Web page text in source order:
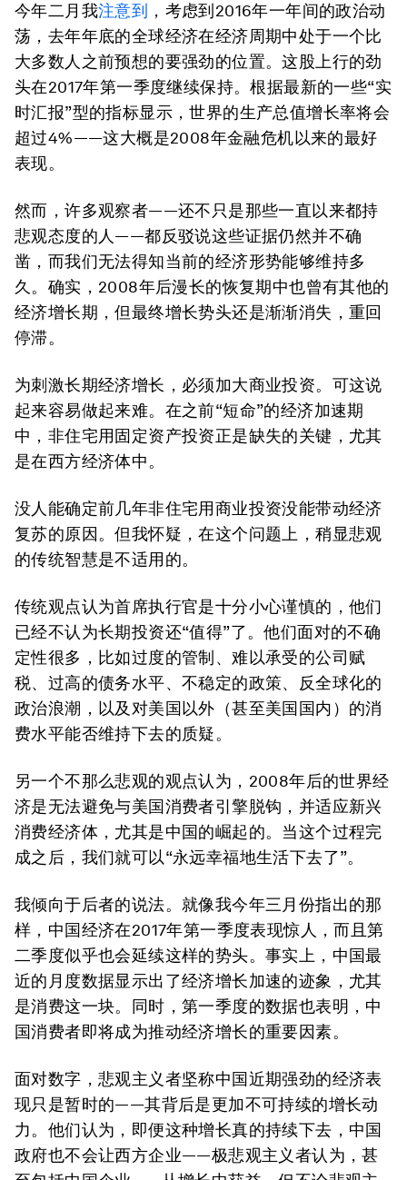
今年二月我注意到
，考虑到2016年一年间的政治动
荡，去年年底的全球经济在经济周期中处于一个比
大多数人之前预想的要强劲的位置。这股上行的劲
头在2017年第一季度继续保持。根据最新的一些“实
时汇报”型的指标显示，世界的生产总值增长率将会
超过4%——这大概是2008年金融危机以来的最好
表现。
然而，许多观察者——还不只是那些一直以来都持
悲观态度的人——都反驳说这些证据仍然并不确
凿，而我们无法得知当前的经济形势能够维持多
久。确实，2008年后漫长的恢复期中也曾有其他的
经济增长期，但最终增长势头还是渐渐消失，重回
停滞。
为刺激长期经济增长，必须加大商业投资。可这说
起来容易做起来难。在之前“短命”的经济加速期
中，非住宅用固定资产投资正是缺失的关键，尤其
是在西方经济体中。
没人能确定前几年非住宅用商业投资没能带动经济
复苏的原因。但我怀疑，在这个问题上，稍显悲观
的传统智慧是不适用的。
传统观点认为首席执行官是十分小心谨慎的，他们
已经不认为长期投资还“值得”了。他们面对的不确
定性很多，比如过度的管制、难以承受的公司赋
税、过高的债务水平、不稳定的政策、反全球化的
政治浪潮，以及对美国以外（甚至美国国内）的消
费水平能否维持下去的质疑。
另一个不那么悲观的观点认为，2008年后的世界经
济是无法避免与美国消费者引擎脱钩，并适应新兴
消费经济体，尤其是中国的崛起的。当这个过程完
成之后，我们就可以“永远幸福地生活下去了”。
我倾向于后者的说法。就像我今年三月份指出的那
样，中国经济在2017年第一季度表现惊人，而且第
二季度似乎也会延续这样的势头。事实上，中国最
近的月度数据显示出了经济增长加速的迹象，尤其
是消费这一块。同时，第一季度的数据也表明，中
国消费者即将成为推动经济增长的重要因素。
面对数字，悲观主义者坚称中国近期强劲的经济表
现只是暂时的——其背后是更加不可持续的增长动
力。他们认为，即便这种增长真的持续下去，中国
政府也不会让西方企业——极悲观主义者认为，甚